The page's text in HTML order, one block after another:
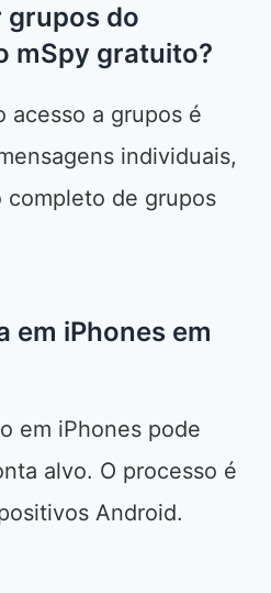
grupos do
mSpy gratuito?
acesso a grupos é
individuais,
completo de grupos
em iPhones em
em iPhones pode
alvo. O processo é
Android.